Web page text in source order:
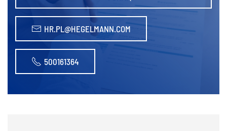
HR.PL@HEGELMANN.COM
500161364